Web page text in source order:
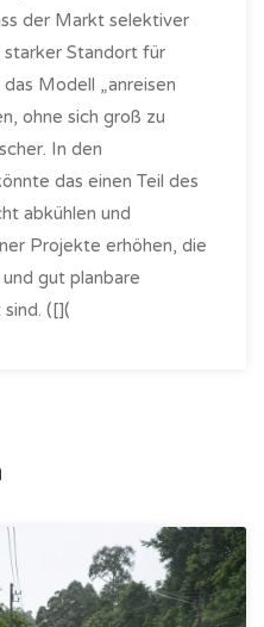
der Markt selektiver
Standort für
Modell „anreisen
ohne sich groß zu
In den
das einen Teil des
abkühlen und
Projekte erhöhen, die
gut planbare
([](